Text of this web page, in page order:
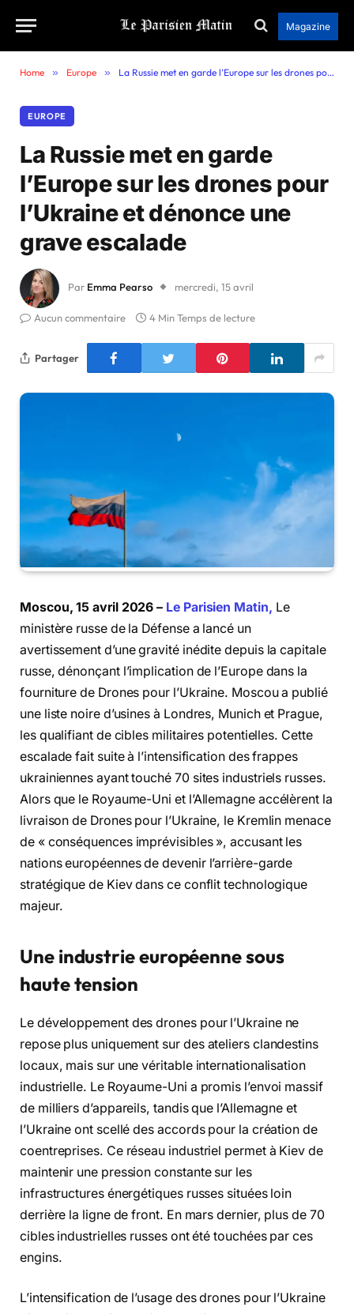
Magazine
Home » Europe » La Russie met en garde l’Europe sur les drones pour l’Ukraine et dénonce une grave escalade
EUROPE
La Russie met en garde
l’Europe sur les drones pour
l’Ukraine et dénonce une
grave escalade
Par Emma Pearso mercredi, 15 avril
Aucun commentaire 4 Min Temps de lecture
Partager
Moscou, 15 avril 2026 – Le Parisien Matin, Le
ministère russe de la Défense a lancé un
avertissement d’une gravité inédite depuis la capitale
russe, dénonçant l’implication de l’Europe dans la
fourniture de Drones pour l’Ukraine. Moscou a publié
une liste noire d’usines à Londres, Munich et Prague,
les qualifiant de cibles militaires potentielles. Cette
escalade fait suite à l’intensification des frappes
ukrainiennes ayant touché 70 sites industriels russes.
Alors que le Royaume-Uni et l’Allemagne accélèrent la
livraison de Drones pour l’Ukraine, le Kremlin menace
de « conséquences imprévisibles », accusant les
nations européennes de devenir l’arrière-garde
stratégique de Kiev dans ce conflit technologique
majeur.
Une industrie européenne sous
haute tension
Le développement des drones pour l’Ukraine ne
repose plus uniquement sur des ateliers clandestins
locaux, mais sur une véritable internationalisation
industrielle. Le Royaume-Uni a promis l’envoi massif
de milliers d’appareils, tandis que l’Allemagne et
l’Ukraine ont scellé des accords pour la création de
coentreprises. Ce réseau industriel permet à Kiev de
maintenir une pression constante sur les
infrastructures énergétiques russes situées loin
derrière la ligne de front. En mars dernier, plus de 70
cibles industrielles russes ont été touchées par ces
engins.
L’intensification de l’usage des drones pour l’Ukraine